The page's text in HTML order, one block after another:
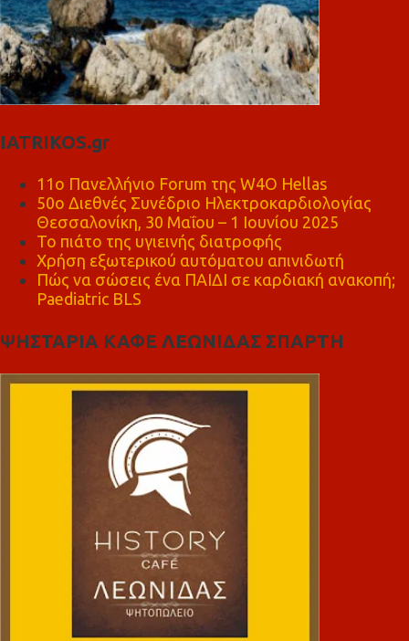
IATRIKOS.gr
11ο Πανελλήνιο Forum της W4O Hellas
50ο Διεθνές Συνέδριο Ηλεκτροκαρδιολογίας
Θεσσαλονίκη, 30 Μαΐου – 1 Ιουνίου 2025
Το πιάτο της υγιεινής διατροφής
Χρήση εξωτερικού αυτόματου απινιδωτή
Πώς να σώσεις ένα ΠΑΙΔΙ σε καρδιακή ανακοπή;
Paediatric BLS
ΨΗΣΤΑΡΙΑ ΚΑΦΕ ΛΕΩΝΙΔΑΣ ΣΠΑΡΤΗ